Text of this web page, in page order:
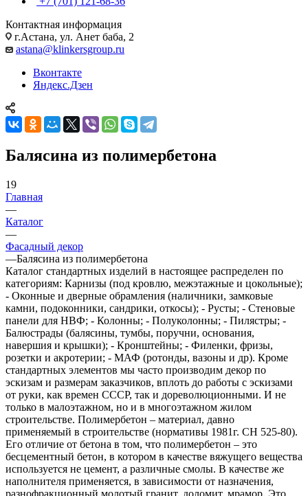
Контактная информация
г.Астана, ул. Анет баба, 2
astana@klinkersgroup.ru
Вконтакте
Яндекс.Дзен
Балясина из полимербетона
19
Главная
—
Каталог
—
Фасадный декор
—Балясина из полимербетона
Каталог стандартных изделий в настоящее распределен по
категориям: Карнизы (под кровлю, межэтажные и цокольные);
- Оконные и дверные обрамления (наличники, замковые
камни, подоконники, сандрики, откосы); - Русты; - Стеновые
панели для НВФ; - Колонны; - Полуколонны; - Пилястры; -
Балюстрады (балясины, тумбы, поручни, основания,
навершия и крышки); - Кронштейны; - Филенки, фризы,
розетки и акротерии; - МАФ (ротонды, вазоны и др). Кроме
стандартных элементов мы часто производим декор по
эскизам и размерам заказчиков, вплоть до работы с эскизами
от руки, как времен СССР, так и дореволюционными. И не
только в малоэтажном, но и в многоэтажном жилом
строительстве. Полимербетон – материал, давно
применяемый в строительстве (нормативы 1981г. СН 525-80).
Его отличие от бетона в том, что полимербетон – это
бесцементный бетон, в котором в качестве вяжущего вещества
используется не цемент, а различные смолы. В качестве же
наполнителя применяется, в зависимости от назначения,
разнофракционный молотый гранит, доломит, мрамор. Это